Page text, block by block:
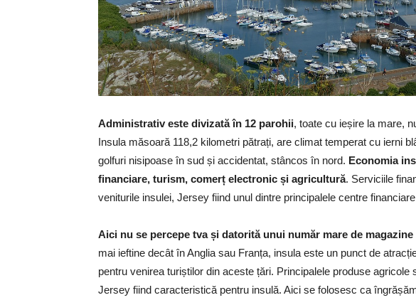
Administrativ este divizată în 12 parohii, toate cu ieșire la mare,
Insula măsoară 118,2 kilometri pătrați, are climat temperat cu ierni
golfuri nisipoase în sud și accidentat, stâncos în nord. Economia
financiare, turism, comerț electronic și agricultură. Serviciile
veniturile insulei, Jersey fiind unul dintre principalele centre
Aici nu se percepe tva și datorită unui număr mare de magazine
mai ieftine decât în Anglia sau Franța, insula este un punct de
pentru venirea turiștilor din aceste țări. Principalele produse
Jersey fiind caracteristică pentru insulă. Aici se folosesc ca